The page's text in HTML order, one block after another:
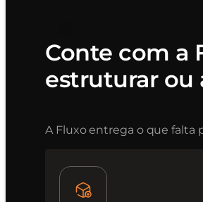
Conte com a
estruturar ou
A Fluxo entrega o que falta